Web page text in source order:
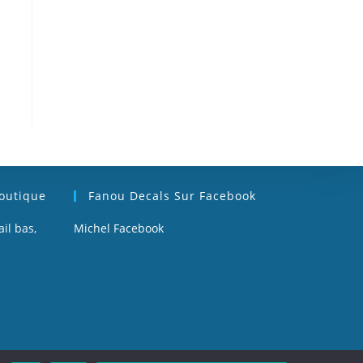
bas,
Fanou Decals Sur Facebook
Michel Facebook